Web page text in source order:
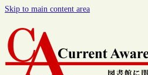
Skip to main content area